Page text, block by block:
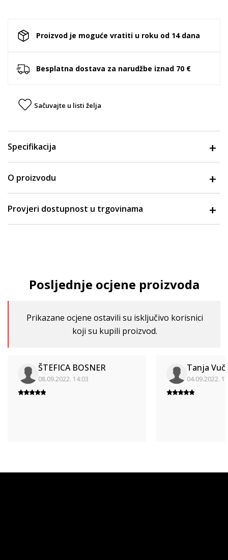
Proizvod je moguće vratiti u roku od 14 dana
Besplatna dostava za narudžbe iznad 70 €
Sačuvajte u listi želja
Specifikacija
O proizvodu
Provjeri dostupnost u trgovinama
Posljednje ocjene proizvoda
Prikazane ocjene ostavili su isključivo korisnici
koji su kupili proizvod.
ŠTEFICA BOSNER
08.09.2022. 14:03
Tanja
04.09.2022.